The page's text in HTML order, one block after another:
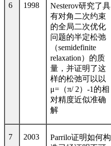
6 1998 Nesterov研究了具
有对角二次约束
的全局二次优化
问题的半定松弛
（semidefinite
relaxation）的质
量，并证明了这
样的松弛可以以
μ= （π/ 2）-1 的相
对精度近似准确
解
7 2003 Parrilo证明如何构